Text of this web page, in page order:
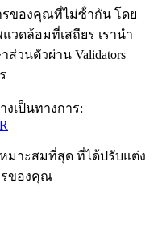
รของคุณที่ไม่ซ้ํากัน โดย
ดล้อมที่เสถียร เรานํา
วนตัวผ่าน Validators
งเป็นทางการ:
มาะสมที่สุด ที่ได้ปรับแต่ง
รของคุณ